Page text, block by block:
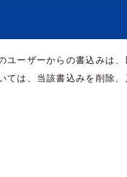
ーザーからの書込みは
は、当該書込みを削除